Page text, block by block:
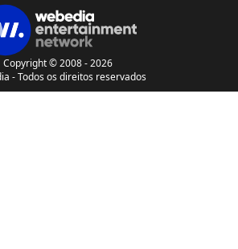
Copyright © 2008 - 2026
- Todos os direitos reservados